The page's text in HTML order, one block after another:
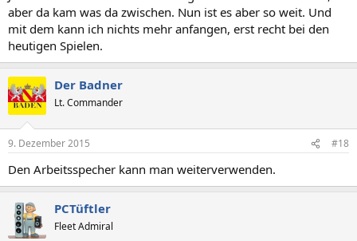
aber da kam was da zwischen. Nun ist es aber so weit. Und
mit dem kann ich nichts mehr anfangen, erst recht bei den
heutigen Spielen.
Der Badner
Lt. Commander
9. Dezember 2015 #18
Den Arbeitsspecher kann man weiterverwenden.
PCTüftler
Fleet Admiral